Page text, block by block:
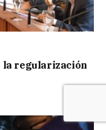
la regularización